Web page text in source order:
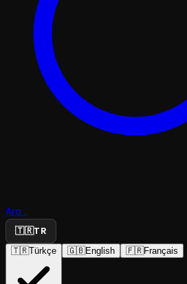
Ara...
🇹🇷TR
🇹🇷Türkçe 🇬🇧English 🇫🇷Français